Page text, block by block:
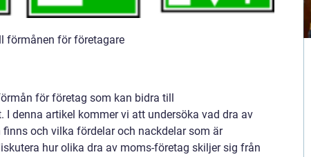
förmånen för företagare
för företag som kan bidra till
denna artikel kommer vi att undersöka vad dra av
och vilka fördelar och nackdelar som är
hur olika dra av moms-företag skiljer sig från